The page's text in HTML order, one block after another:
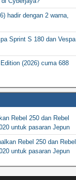
hadir dengan 2 warna,
Sprint S 180 dan Vespa
(2026) cuma 688
Rebel 250 dan Rebel
untuk pasaran Jepun
Rebel 250 dan Rebel
untuk pasaran Jepun